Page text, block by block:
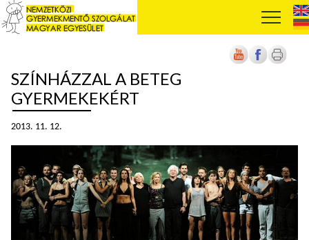
SZÍNHÁZZAL A BETEG
GYERMEKEKÉRT
2013. 11. 12.